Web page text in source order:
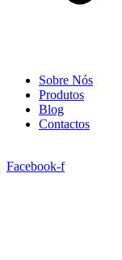
Sobre Nós
Produtos
Blog
Contactos
Facebook-f